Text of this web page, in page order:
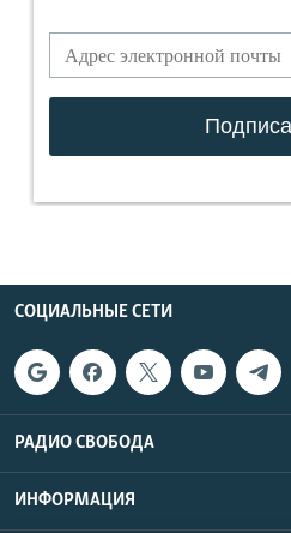
СОЦИАЛЬНЫЕ СЕТИ
РАДИО СВОБОДА
ИНФОРМАЦИЯ